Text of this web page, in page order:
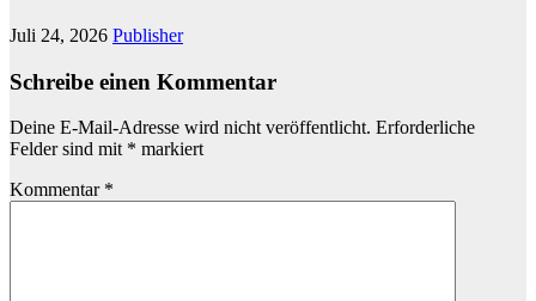
Juli 24, 2026 Publisher
Schreibe einen Kommentar
Deine E-Mail-Adresse wird nicht veröffentlicht. Erforderliche
Felder sind mit * markiert
Kommentar *